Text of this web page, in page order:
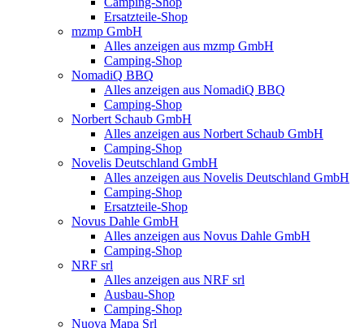
Ersatzteile-Shop
mzmp GmbH
Alles anzeigen aus mzmp GmbH
Camping-Shop
NomadiQ BBQ
Alles anzeigen aus NomadiQ BBQ
Camping-Shop
Norbert Schaub GmbH
Alles anzeigen aus Norbert Schaub GmbH
Camping-Shop
Novelis Deutschland GmbH
Alles anzeigen aus Novelis Deutschland GmbH
Camping-Shop
Ersatzteile-Shop
Novus Dahle GmbH
Alles anzeigen aus Novus Dahle GmbH
Camping-Shop
NRF srl
Alles anzeigen aus NRF srl
Ausbau-Shop
Camping-Shop
Nuova Mapa Srl